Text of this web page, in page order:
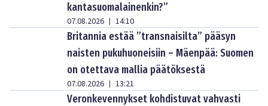
kantasuomalainenkin?”
07.08.2026 | 14:10
Britannia estää ”transnaisilta” pääsyn
naisten pukuhuoneisiin – Mäenpää: Suomen
on otettava mallia päätöksestä
07.08.2026 | 13:21
Veronkevennykset kohdistuvat vahvasti